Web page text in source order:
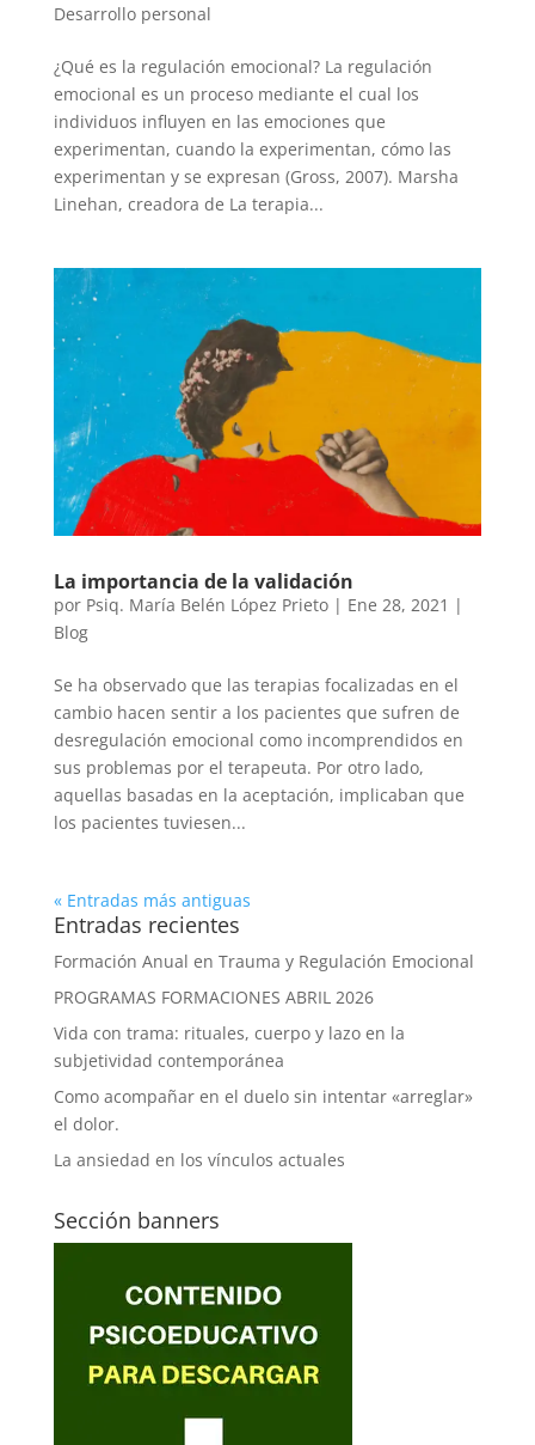
Desarrollo personal
¿Qué es la regulación emocional? La regulación
emocional es un proceso mediante el cual los
individuos influyen en las emociones que
experimentan, cuando la experimentan, cómo las
experimentan y se expresan (Gross, 2007). Marsha
Linehan, creadora de La terapia...
La importancia de la validación
por Psiq. María Belén López Prieto| Ene 28, 2021 |
Blog
Se ha observado que las terapias focalizadas en el
cambio hacen sentir a los pacientes que sufren de
desregulación emocional como incomprendidos en
sus problemas por el terapeuta. Por otro lado,
aquellas basadas en la aceptación, implicaban que
los pacientes tuviesen...
« Entradas más antiguas
Entradas recientes
Formación Anual en Trauma y Regulación Emocional
PROGRAMAS FORMACIONES ABRIL 2026
Vida con trama: rituales, cuerpo y lazo en la
subjetividad contemporánea
Como acompañar en el duelo sin intentar «arreglar»
el dolor.
La ansiedad en los vínculos actuales
Sección banners